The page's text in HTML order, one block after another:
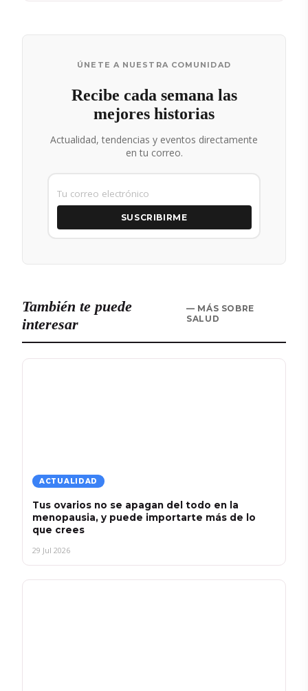
ÚNETE A NUESTRA COMUNIDAD
Recibe cada semana las
mejores historias
Actualidad, tendencias y eventos directamente
en tu correo.
SUSCRIBIRME
También te puede
interesar
— MÁS SOBRE
SALUD
ACTUALIDAD
Tus ovarios no se apagan del todo en la
menopausia, y puede importarte más de lo
que crees
29 Jul 2026